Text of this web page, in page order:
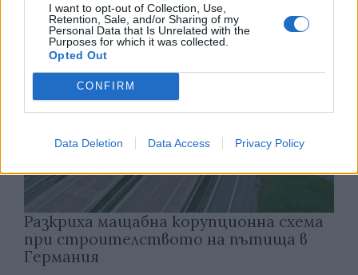
I want to opt-out of Collection, Use,
Retention, Sale, and/or Sharing of my
Personal Data that Is Unrelated with the
Purposes for which it was collected.
Opted Out
CONFIRM
Data Deletion Data Access Privacy Policy
Разкриха мащабна корупционна схема
при строителството на пътища в
Германия